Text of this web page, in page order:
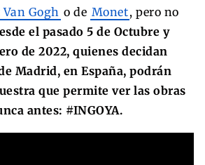
Gogh o de Monet, pero no
el pasado 5 de Octubre y
de 2022, quienes decidan
Madrid, en España, podrán
que permite ver las obras
antes: #INGOYA.